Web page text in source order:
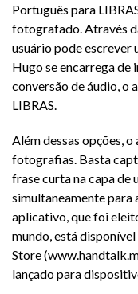
Português para
fotografado. Através
usuário pode escrever
Hugo se encarrega de
conversão de áudio, o
LIBRAS.
Além dessas opções,
fotografias. Basta
frase curta na capa de
simultaneamente para
aplicativo, que foi
mundo, está
Store
lançado para